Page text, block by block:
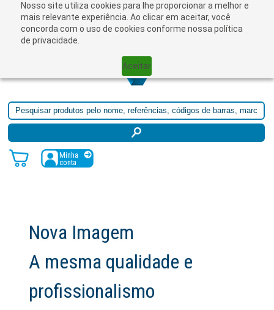
Nosso site utiliza cookies para lhe proporcionar a melhor e
mais relevante experiência. Ao clicar em aceitar, você
concorda com o uso de cookies conforme nossa política
de privacidade.
Aceitar
Minha
conta